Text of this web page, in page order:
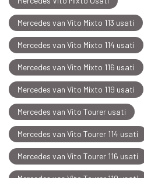
Mercedes van Vito Mixto 113 usati
Mercedes van Vito Mixto 114 usati
Mercedes van Vito Mixto 116 usati
Mercedes van Vito Mixto 119 usati
Mercedes van Vito Tourer usati
Mercedes van Vito Tourer 114 usati
Mercedes van Vito Tourer 116 usati